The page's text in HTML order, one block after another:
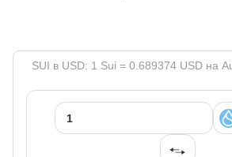
SUI в USD: 1 Sui = 0.689374 USD на